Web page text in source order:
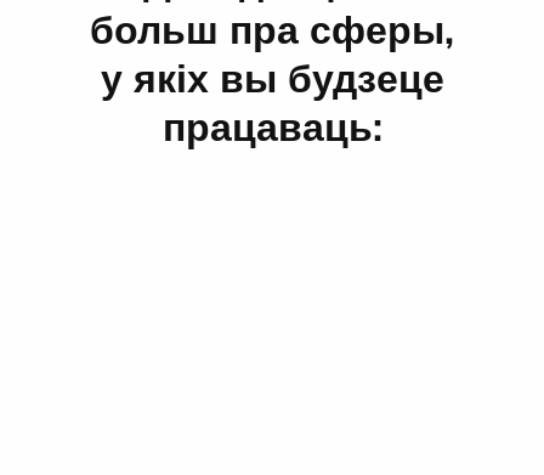
больш пра сферы,
у якіх вы будзеце
працаваць: